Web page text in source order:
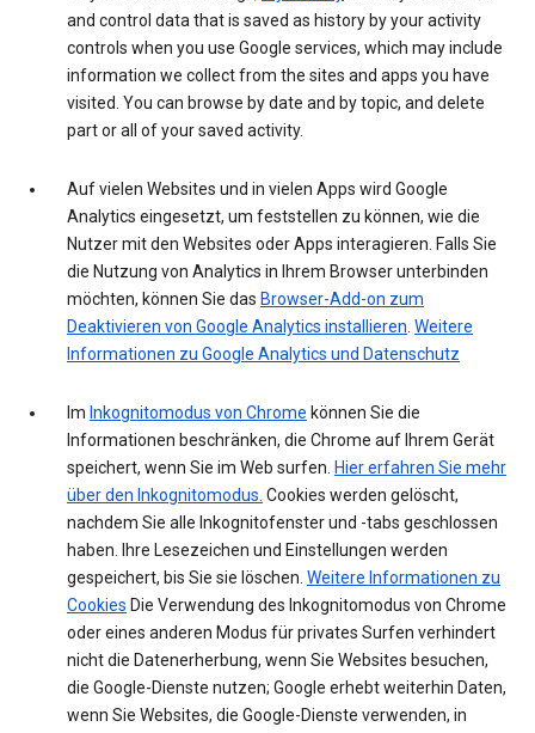
and control data that is saved as history by your activity
controls when you use Google services, which may include
information we collect from the sites and apps you have
visited. You can browse by date and by topic, and delete
part or all of your saved activity.
Auf vielen Websites und in vielen Apps wird Google
Analytics eingesetzt, um feststellen zu können, wie die
Nutzer mit den Websites oder Apps interagieren. Falls Sie
die Nutzung von Analytics in Ihrem Browser unterbinden
möchten, können Sie das Browser-Add-on zum
Deaktivieren von Google Analytics installieren. Weitere
Informationen zu Google Analytics und Datenschutz
Im Inkognitomodus von Chrome können Sie die
Informationen beschränken, die Chrome auf Ihrem Gerät
speichert, wenn Sie im Web surfen. Hier erfahren Sie mehr
über den Inkognitomodus. Cookies werden gelöscht,
nachdem Sie alle Inkognitofenster und -tabs geschlossen
haben. Ihre Lesezeichen und Einstellungen werden
gespeichert, bis Sie sie löschen. Weitere Informationen zu
Cookies Die Verwendung des Inkognitomodus von Chrome
oder eines anderen Modus für privates Surfen verhindert
nicht die Datenerherbung, wenn Sie Websites besuchen,
die Google-Dienste nutzen; Google erhebt weiterhin Daten,
wenn Sie Websites, die Google-Dienste verwenden, in